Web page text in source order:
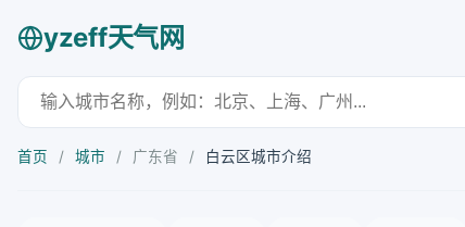
yzeff天气网
首页 / 城市 / 广东省 / 白云区城市介绍